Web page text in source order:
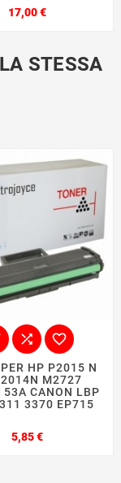
17,00 €Prezzo
STESSA
 
HP P2015 N
M2727
CANON LBP
3370 EP715
5,85 €Prezzo